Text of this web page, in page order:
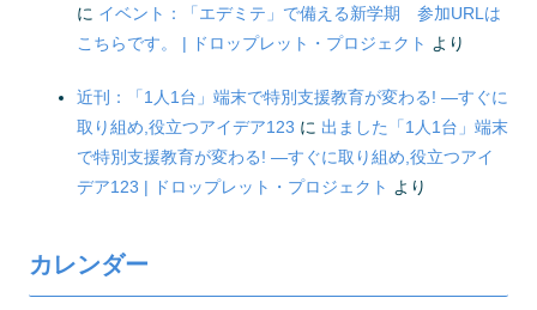
に イベント：「エデミテ」で備える新学期 参加URLは
こちらです。 | ドロップレット・プロジェクト より
近刊：「1人1台」端末で特別支援教育が変わる! ―すぐに
取り組め,役立つアイデア123 に 出ました「1人1台」端末
で特別支援教育が変わる! ―すぐに取り組め,役立つアイ
デア123 | ドロップレット・プロジェクト より
カレンダー